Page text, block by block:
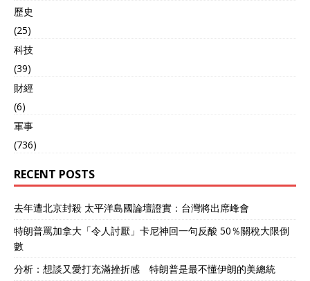
歷史
(25)
科技
(39)
財經
(6)
軍事
(736)
RECENT POSTS
去年遭北京封殺 太平洋島國論壇證實：台灣將出席峰會
特朗普罵加拿大「令人討厭」卡尼神回一句反酸 50％關稅大限倒
數
分析：想談又愛打充滿挫折感 特朗普是最不懂伊朗的美總統